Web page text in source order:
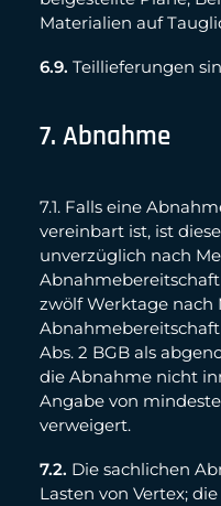
Materialien auf
6.9. Teillieferungen
7. Abnahme
7.1. Falls eine
vereinbart ist, ist
unverzüglich nach
zwölf Werktage nach
Abs. 2 BGB als
die Abnahme nicht
Angabe von
verweigert.
7.2. Die sachlichen
Lasten von Vertex;